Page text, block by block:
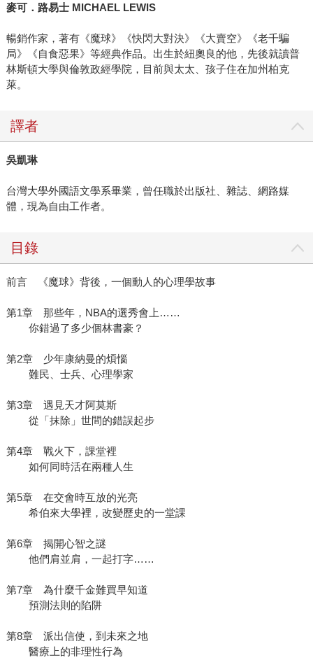
麥可．路易士 MICHAEL LEWIS
暢銷作家，著有《魔球》《快閃大對決》《大賣空》《老千騙
局》《自食惡果》等經典作品。出生於紐奧良的他，先後就讀普
林斯頓大學與倫敦政經學院，目前與太太、孩子住在加州柏克
萊。
譯者
吳凱琳
台灣大學外國語文學系畢業，曾任職於出版社、雜誌、網路媒
體，現為自由工作者。
目錄
前言 《魔球》背後，一個動人的心理學故事
第1章 那些年，NBA的選秀會上……
你錯過了多少個林書豪？
第2章 少年康納曼的煩惱
難民、士兵、心理學家
第3章 遇見天才阿莫斯
從「抹除」世間的錯誤起步
第4章 戰火下，課堂裡
如何同時活在兩種人生
第5章 在交會時互放的光亮
希伯來大學裡，改變歷史的一堂課
第6章 揭開心智之謎
他們肩並肩，一起打字……
第7章 為什麼千金難買早知道
預測法則的陷阱
第8章 派出信使，到未來之地
醫療上的非理性行為